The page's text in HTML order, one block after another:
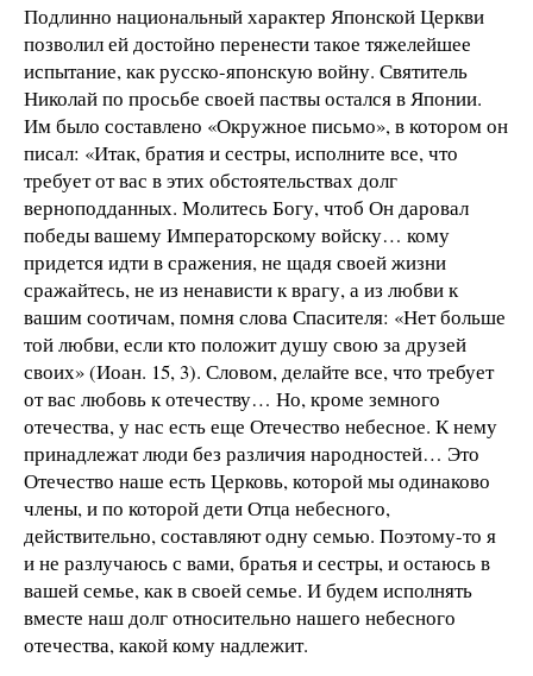
Подлинно национальный характер Японской Церкви
позволил ей достойно перенести такое тяжелейшее
испытание, как русско-японскую войну. Святитель
Николай по просьбе своей паствы остался в Японии.
Им было составлено «Окружное письмо», в котором он
писал: «Итак, братия и сестры, исполните все, что
требует от вас в этих обстоятельствах долг
верноподданных. Молитесь Богу, чтоб Он даровал
победы вашему Императорскому войску… кому
придется идти в сражения, не щадя своей жизни
сражайтесь, не из ненависти к врагу, а из любви к
вашим соотичам, помня слова Спасителя: «Нет больше
той любви, если кто положит душу свою за друзей
своих» (Иоан. 15, 3). Словом, делайте все, что требует
от вас любовь к отечеству… Но, кроме земного
отечества, у нас есть еще Отечество небесное. К нему
принадлежат люди без различия народностей… Это
Отечество наше есть Церковь, которой мы одинаково
члены, и по которой дети Отца небесного,
действительно, составляют одну семью. Поэтому-то я
и не разлучаюсь с вами, братья и сестры, и остаюсь в
вашей семье, как в своей семье. И будем исполнять
вместе наш долг относительно нашего небесного
отечества, какой кому надлежит.